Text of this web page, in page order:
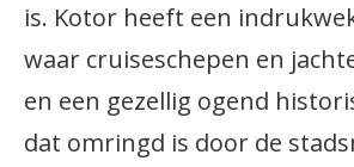
is. Kotor heeft een
waar cruiseschepen en
en een gezellig ogend
dat omringd is door de